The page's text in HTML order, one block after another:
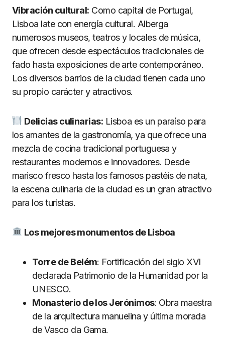
Vibración cultural: Como capital de Portugal,
Lisboa late con energía cultural. Alberga
numerosos museos, teatros y locales de música,
que ofrecen desde espectáculos tradicionales de
fado hasta exposiciones de arte contemporáneo.
Los diversos barrios de la ciudad tienen cada uno
su propio carácter y atractivos.
Delicias culinarias: Lisboa es un paraíso para
los amantes de la gastronomía, ya que ofrece una
mezcla de cocina tradicional portuguesa y
restaurantes modernos e innovadores. Desde
marisco fresco hasta los famosos pastéis de nata,
la escena culinaria de la ciudad es un gran atractivo
para los turistas.
Los mejores monumentos de Lisboa
Torre de Belém: Fortificación del siglo XVI
declarada Patrimonio de la Humanidad por la
UNESCO.
Monasterio de los Jerónimos: Obra maestra
de la arquitectura manuelina y última morada
de Vasco da Gama.